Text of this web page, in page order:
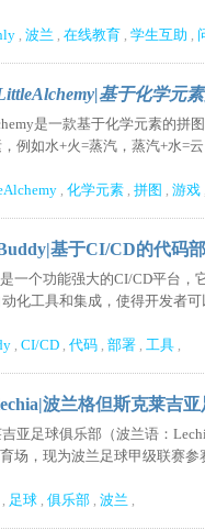
, 波兰 , 在线教育 , 学生互助 ,
基于化学元
是一款基于化学元素的拼
例如水+火=蒸汽，蒸汽+水=
, 化学元素 , 拼图 , 游戏
基于CI/CD的代码
个功能强大的CI/CD平台，
化工具和集成，使得开发者
, CI/CD , 代码 , 部署 , 工具 ,
波兰格但斯克莱吉
亚足球俱乐部（波兰语：
场，现为波兰足球甲级联赛
, 足球 , 俱乐部 , 波兰 ,